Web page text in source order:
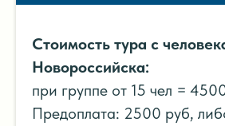
Стоимость тура с
Новороссийска:
при группе от 15 чел =
Предоплата: 2500 руб,